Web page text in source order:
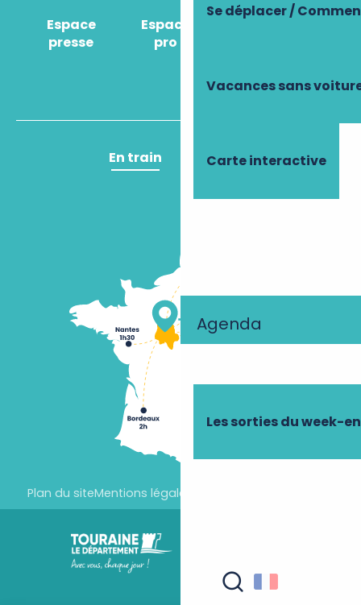
Se déplacer /
Vacances sans
Carte interactive
Agenda
Les sorties du week-
Espace
presse
Espace
pro
Comment venir
En train En avion
Plan du siteMentions légales